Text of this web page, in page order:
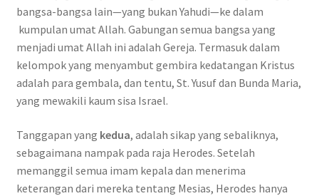
bangsa-bangsa lain—yang bukan Yahudi—ke dalam
kumpulan umat Allah. Gabungan semua bangsa yang
menjadi umat Allah ini adalah Gereja. Termasuk dalam
kelompok yang menyambut gembira kedatangan Kristus
adalah para gembala, dan tentu, St. Yusuf dan Bunda Maria,
yang mewakili kaum sisa Israel.
Tanggapan yang kedua, adalah sikap yang sebaliknya,
sebagaimana nampak pada raja Herodes. Setelah
memanggil semua imam kepala dan menerima
keterangan dari mereka tentang Mesias, Herodes hanya